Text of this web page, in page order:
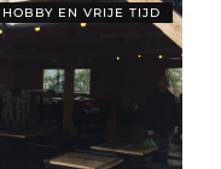
HOBBY EN VRIJE TIJD